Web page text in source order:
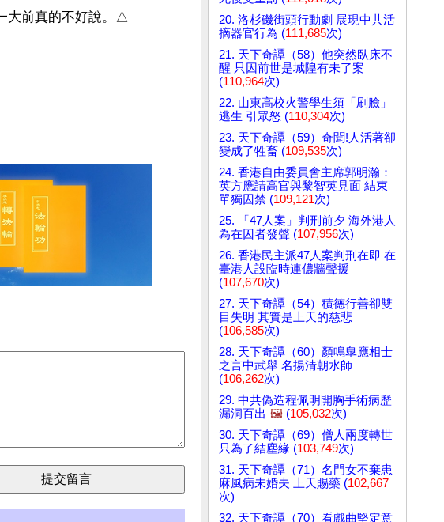
大前真的不好說。△
20. 洛杉磯街頭行動劇 展現中共活
摘器官行為 (111,685次)
21. 天下奇譚（58）他突然臥床不
醒 只因前世是城隍有未了案
(110,964次)
22. 山東高校火警學生須「刷臉」
逃生 引眾怒 (110,304次)
23. 天下奇譚（59）奇聞!人活著卻
變成了牲畜 (109,535次)
24. 香港自由委員會主席郭明瀚：
英方應請高官與黎智英見面 結束
單獨囚禁 (109,121次)
25. 「47人案」判刑前夕 海外港人
為在囚者發聲 (107,956次)
26. 香港民主派47人案判刑在即 在
臺港人設臨時連儂牆聲援
(107,670次)
27. 天下奇譚（54）積德行善卻雙
目失明 其實是上天的慈悲
(106,585次)
28. 天下奇譚（60）顏鳴臯應相士
之言中武舉 名揚清朝水師
(106,262次)
29. 中共偽造程佩明開胸手術病歷
漏洞百出 🖼️ (105,032次)
30. 天下奇譚（69）僧人兩度轉世
只為了結塵緣 (103,749次)
31. 天下奇譚（71）名門女不棄患
麻風病未婚夫 上天賜藥 (102,667
次)
32. 天下奇譚（70）看戲曲堅定意